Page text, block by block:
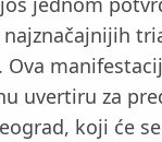
Ova
uvertiru za
koji će